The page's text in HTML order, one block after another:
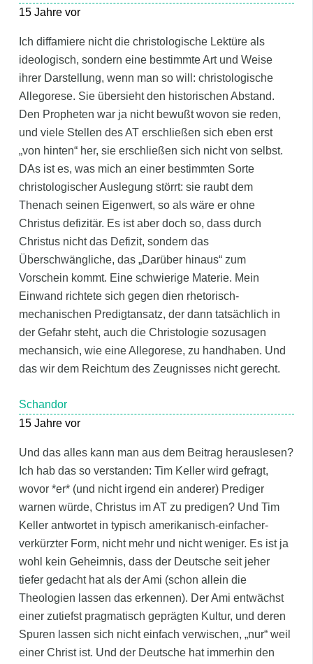
15 Jahre vor
Ich diffamiere nicht die christologische Lektüre als
ideologisch, sondern eine bestimmte Art und Weise
ihrer Darstellung, wenn man so will: christologische
Allegorese. Sie übersieht den historischen Abstand.
Den Propheten war ja nicht bewußt wovon sie reden,
und viele Stellen des AT erschließen sich eben erst
„von hinten“ her, sie erschließen sich nicht von selbst.
DAs ist es, was mich an einer bestimmten Sorte
christologischer Auslegung störrt: sie raubt dem
Thenach seinen Eigenwert, so als wäre er ohne
Christus defizitär. Es ist aber doch so, dass durch
Christus nicht das Defizit, sondern das
Überschwängliche, das „Darüber hinaus“ zum
Vorschein kommt. Eine schwierige Materie. Mein
Einwand richtete sich gegen dien rhetorisch-
mechanischen Predigtansatz, der dann tatsächlich in
der Gefahr steht, auch die Christologie sozusagen
mechansich, wie eine Allegorese, zu handhaben. Und
das wir dem Reichtum des Zeugnisses nicht gerecht.
Schandor
15 Jahre vor
Und das alles kann man aus dem Beitrag herauslesen?
Ich hab das so verstanden: Tim Keller wird gefragt,
wovor *er* (und nicht irgend ein anderer) Prediger
warnen würde, Christus im AT zu predigen? Und Tim
Keller antwortet in typisch amerikanisch-einfacher-
verkürzter Form, nicht mehr und nicht weniger. Es ist ja
wohl kein Geheimnis, dass der Deutsche seit jeher
tiefer gedacht hat als der Ami (schon allein die
Theologien lassen das erkennen). Der Ami entwächst
einer zutiefst pragmatisch geprägten Kultur, und deren
Spuren lassen sich nicht einfach verwischen, „nur“ weil
einer Christ ist. Und der Deutsche hat immerhin den